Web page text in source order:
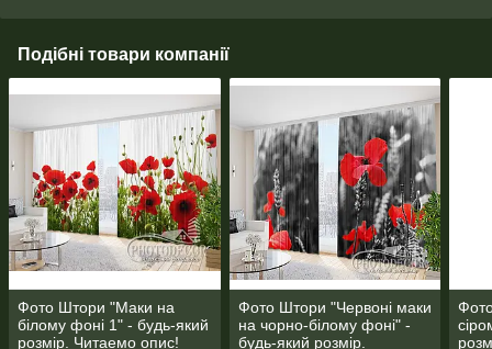
Подібні товари компанії
Фото Штори "Маки на
білому фоні 1" - будь-який
розмір. Читаемо опис!
Фото Штори "Червоні маки
на чорно-білому фоні" -
будь-який розмір.